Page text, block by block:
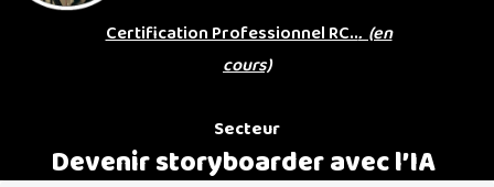
Certification Professionnel RC... (en
cours)
Secteur
Devenir storyboarder avec l’IA